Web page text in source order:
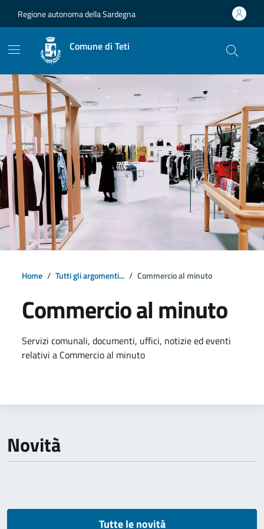
Regione autonoma della Sardegna
Comune di Teti
Home Tutti gli argomenti... Commercio al minuto
Commercio al minuto
Dettagli della notizia
Servizi comunali, documenti, uffici, notizie ed eventi
relativi a Commercio al minuto
Novità
Tutte le novità